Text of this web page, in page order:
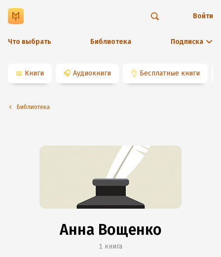
Что выбрать Библиотека Подписка
Войти
📖 Книги 🎧 Аудиокниги 👌 Бесплатные книги
Библиотека
Анна Вощенко
1 книга